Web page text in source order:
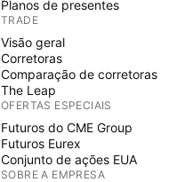
Planos de presentes
TRADE
Visão geral
Corretoras
Comparação de corretoras
The Leap
OFERTAS ESPECIAIS
Futuros do CME Group
Futuros Eurex
Conjunto de ações EUA
SOBRE A EMPRESA